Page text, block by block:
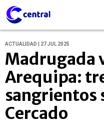
ACTUALIDAD | 27 JUL 2025
Madrugada
Arequipa:
sangrientos
Cercado